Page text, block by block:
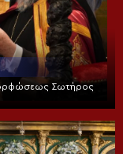
Σωτήρος